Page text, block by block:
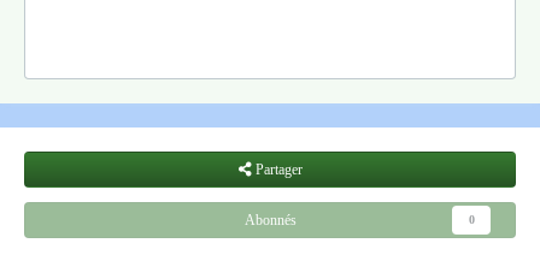
Partager
Abonnés 0